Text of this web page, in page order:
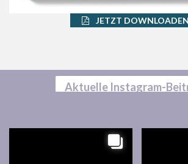
JETZT
Aktuelle Instagram-